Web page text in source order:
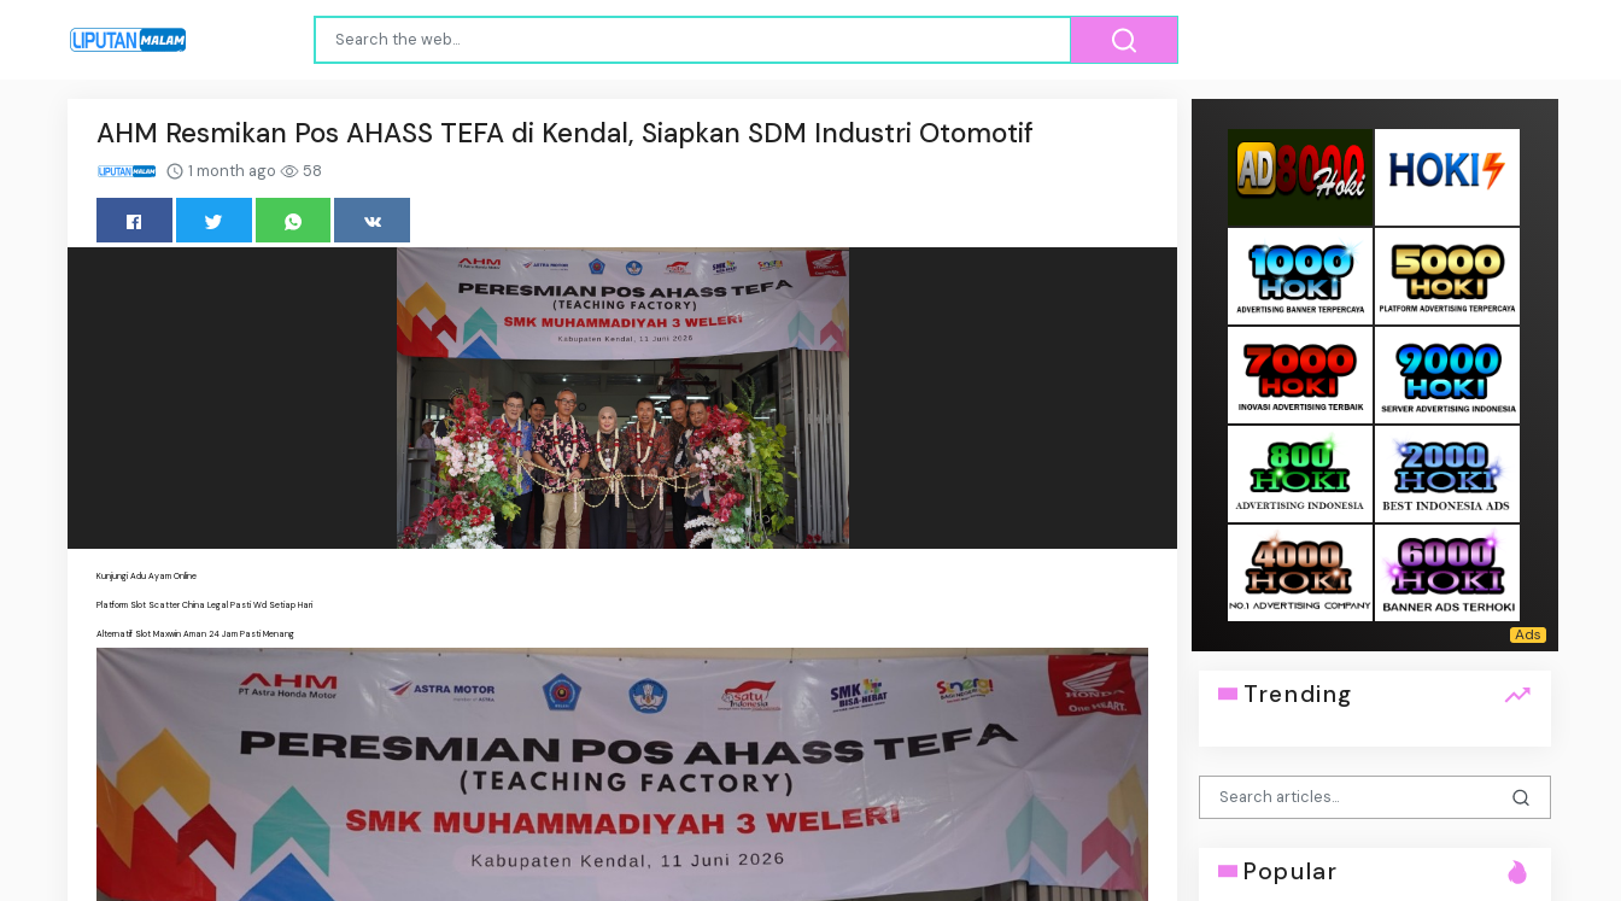
AHM Resmikan Pos AHASS TEFA di Kendal, Siapkan SDM Industri Otomotif
1 month ago 58
Kunjungi Adu Ayam Online
Platform Slot Scatter China Legal Pasti Wd Setiap Hari
Alternatif Slot Maxwin Aman 24 Jam Pasti Menang
Trending
Popular